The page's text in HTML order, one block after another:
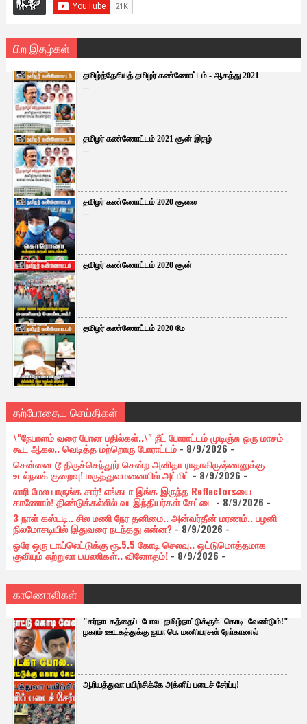
பிற இதழ்கள்
தமிழ்த்தேசியத் தமிழர் கண்ணோட்டம் - ஆகத்து 2021
...
தமிழர் கண்ணோட்டம் 2021 சூன் இதழ்
...
தமிழர் கண்ணோட்டம் 2020 சூலை
...
தமிழர் கண்ணோட்டம் 2020 சூன்
...
தமிழர் கண்ணோட்டம் 2020 மே
...
தற்போதைய செய்திகள்
\"நேபாளம் வரை போன பதில்கள்..\" நீட் போராட்டம் முடிஞ்சு ஒரு மாசம்
கூட ஆகல.. வெடித்த மற்றொரு போராட்டம்- 8/9/2026-
சென்னை டூ திருச்செந்தூர் சென்ற அனிதா ராதாகிருஷ்ணனுக்கு
உடல்நலக் குறைவு! மருத்துவமனையில் அட்மிட் - 8/9/2026-
லாரி மேல பாருங்க சார்! எங்கடா இங்க இருந்த Reflectorsயை
காணோம்! திண்டுக்கல்லில் வடஇந்தியர்கள் சேட்டை - 8/9/2026 -
3 நாள் கஸ்டடி.. சில மணி நேர தனிமை.. அன்வர்தீன் மரணம்.. பழனி
நிலமோசடியில் இதுவரை நடந்தது என்ன?- 8/9/2026 -
ஒரே ஒரு டாய்லெட்டுக்கு ரூ.5.5 கோடி செலவு.. ஒட்டுமொத்தமாக
குவியும் சுற்றுலா பயணிகள்.. வினோதம்!- 8/9/2026 -
காணொலிகள்
"கர்நாடகத்தைப் போல தமிழ்நாட்டுக்குக் கொடி வேண்டும்!"
ழகரம் ஊடகத்துக்கு ஐயா பெ. மணியரசன் நோ்காணல்
ஆரியத்துவா பயிற்சிக்கே அக்னிப் படைச் சேர்ப்பு!